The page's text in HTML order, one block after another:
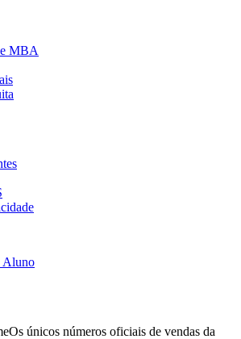
MBA
Aluno
Os únicos números oficiais de vendas da